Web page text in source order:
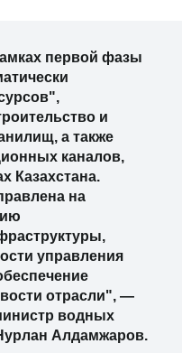
первой фазы
и
а также
каналов,
Казахстана.
на
управления
отрасли", —
водных
Алдамжаров.